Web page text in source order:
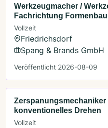
Werkzeugmacher /
Fachrichtung
Vollzeit
Friedrichsdorf
Spang & Brands GmbH
Veröffentlicht 2026-08-09
Zerspanungsmechaniker
konventionelles Drehen
Vollzeit